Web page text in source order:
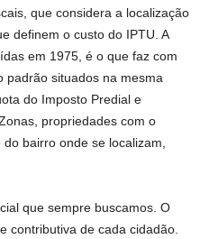
que considera a localização
definem o custo do IPTU. A
em 1975, é o que faz com
padrão situados na mesma
do Imposto Predial e
propriedades com o
bairro onde se localizam,
que sempre buscamos. O
contributiva de cada cidadão.